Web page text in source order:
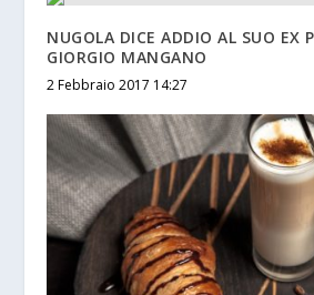
NUGOLA DICE ADDIO AL SUO EX
GIORGIO MANGANO
2 Febbraio 2017 14:27